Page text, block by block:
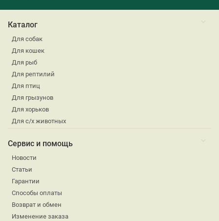
Каталог
Для собак
Для кошек
Для рыб
Для рептилий
Для птиц
Для грызунов
Для хорьков
Для с/х животных
Сервис и помощь
Новости
Статьи
Гарантии
Способы оплаты
Возврат и обмен
Изменение заказа